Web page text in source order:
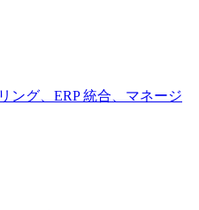
ング、ERP 統合、マネージ